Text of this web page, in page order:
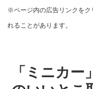
プライバ
ライター名
広告掲載
※ページ内の広告リンクをク
れることがあります。
「ミニカ